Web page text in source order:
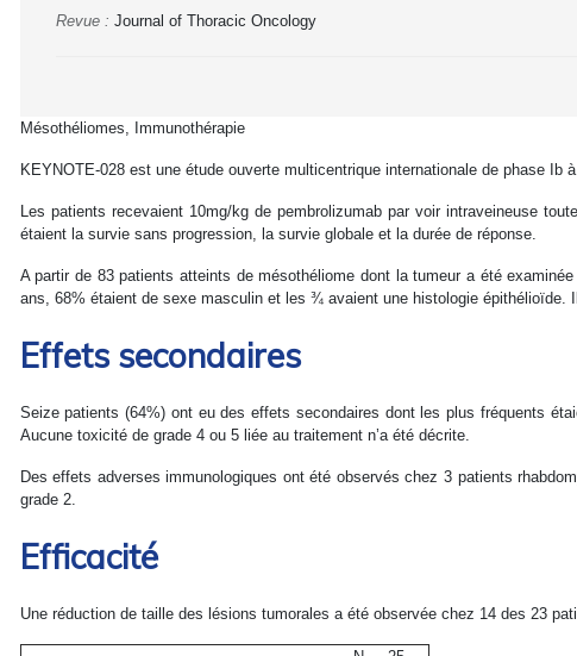
Revue : Journal of Thoracic Oncology
Mésothéliomes, Immunothérapie
KEYNOTE-028 est une étude ouverte multicentrique internationale de phase
Les patients recevaient 10mg/kg de pembrolizumab par voir intraveineuse
étaient la survie sans progression, la survie globale et la durée de réponse.
A partir de 83 patients atteints de mésothéliome dont la tumeur a été
ans, 68% étaient de sexe masculin et les ¾ avaient une histologie épithélioïde.
Effets secondaires
Seize patients (64%) ont eu des effets secondaires dont les plus fréquents
Aucune toxicité de grade 4 ou 5 liée au traitement n’a été décrite.
Des effets adverses immunologiques ont été observés chez 3 patients
grade 2.
Efficacité
Une réduction de taille des lésions tumorales a été observée chez 14 des 23